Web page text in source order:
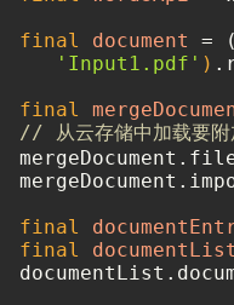
final
document =
'Input1.pdf' )
final
// 从云存储中加载要附
final
final
documentList